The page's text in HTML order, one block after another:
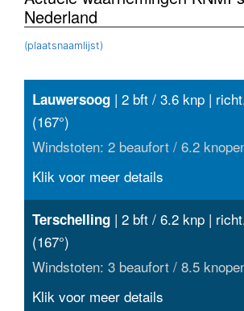
Nederland
(plaatsnaamlijst)
Lauwersoog | 2 bft / 3.6 knp |
(167°)
Windstoten: 2 beaufort / 6.2
Klik voor meer details
Terschelling | 2 bft / 6.2 knp |
(167°)
Windstoten: 3 beaufort / 8.5
Klik voor meer details